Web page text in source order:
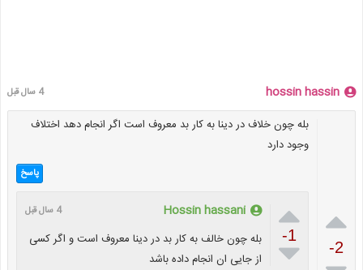
hossin hassin 4 سال قبل

-2
بله چون خلاف در دینا به کار بد معروف است اگر انجام دهد اختلاف
وجود دارد
پاسخ

-1

Hossin hassani 4 سال قبل
بله چون خالف به کار بد در دینا معروف است و اگر کسی
از جایی ان انجام داده باشد